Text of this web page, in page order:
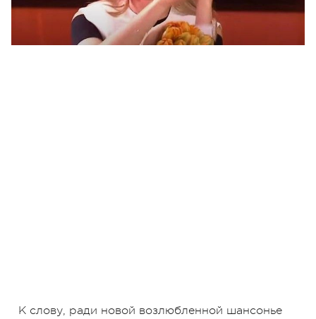
К слову, ради новой возлюбленной шансонье